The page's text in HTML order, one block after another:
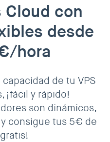
con
desde
hora
de tu VPS
¡fácil y rápido!
son dinámicos,
consigue tus 5€ de